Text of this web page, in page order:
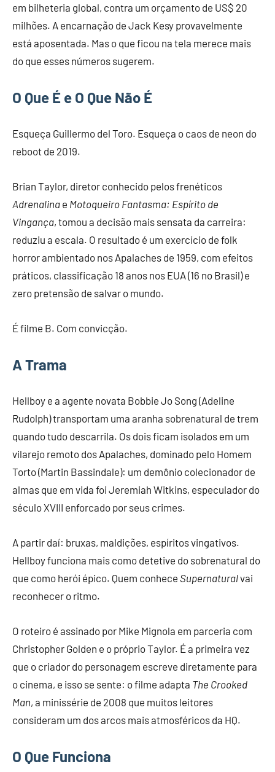
em bilheteria global, contra um orçamento de US$ 20
milhões. A encarnação de Jack Kesy provavelmente
está aposentada. Mas o que ficou na tela merece mais
do que esses números sugerem.
O Que É e O Que Não É
Esqueça Guillermo del Toro. Esqueça o caos de neon do
reboot de 2019.
Brian Taylor, diretor conhecido pelos frenéticos
Adrenalina e Motoqueiro Fantasma: Espírito de
Vingança, tomou a decisão mais sensata da carreira:
reduziu a escala. O resultado é um exercício de folk
horror ambientado nos Apalaches de 1959, com efeitos
práticos, classificação 18 anos nos EUA (16 no Brasil) e
zero pretensão de salvar o mundo.
É filme B. Com convicção.
A Trama
Hellboy e a agente novata Bobbie Jo Song (Adeline
Rudolph) transportam uma aranha sobrenatural de trem
quando tudo descarrila. Os dois ficam isolados em um
vilarejo remoto dos Apalaches, dominado pelo Homem
Torto (Martin Bassindale): um demônio colecionador de
almas que em vida foi Jeremiah Witkins, especulador do
século XVIII enforcado por seus crimes.
A partir daí: bruxas, maldições, espíritos vingativos.
Hellboy funciona mais como detetive do sobrenatural do
que como herói épico. Quem conhece Supernaturalvai
reconhecer o ritmo.
O roteiro é assinado por Mike Mignola em parceria com
Christopher Golden e o próprio Taylor. É a primeira vez
que o criador do personagem escreve diretamente para
o cinema, e isso se sente: o filme adapta The Crooked
Man, a minissérie de 2008 que muitos leitores
consideram um dos arcos mais atmosféricos da HQ.
O Que Funciona